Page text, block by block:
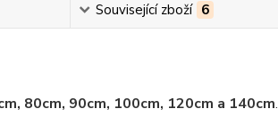
Související zboží 6
80cm, 90cm, 100cm, 120cm a 140cm.